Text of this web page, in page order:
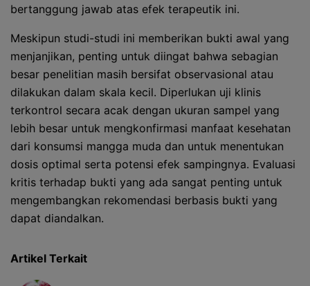
bertanggung jawab atas efek terapeutik ini.
Meskipun studi-studi ini memberikan bukti awal yang
menjanjikan, penting untuk diingat bahwa sebagian
besar penelitian masih bersifat observasional atau
dilakukan dalam skala kecil. Diperlukan uji klinis
terkontrol secara acak dengan ukuran sampel yang
lebih besar untuk mengkonfirmasi manfaat kesehatan
dari konsumsi mangga muda dan untuk menentukan
dosis optimal serta potensi efek sampingnya. Evaluasi
kritis terhadap bukti yang ada sangat penting untuk
mengembangkan rekomendasi berbasis bukti yang
dapat diandalkan.
Artikel Terkait